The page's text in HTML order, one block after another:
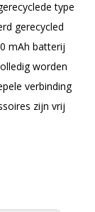
type
gerecycled
mAh batterij
worden
verbinding
zijn vrij